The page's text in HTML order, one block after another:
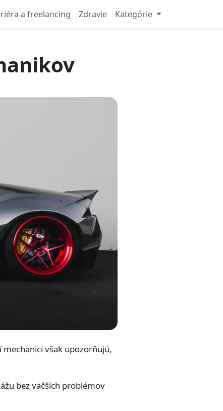
a freelancing Zdravie Kategórie
mechanici však upozorňujú,
bez väčších problémov